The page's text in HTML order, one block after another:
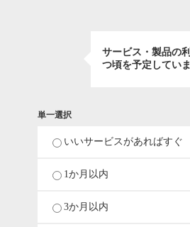
サービス・製品の
つ頃を予定してい
単一選択
いいサービスがあればすぐ
1か月以内
3か月以内